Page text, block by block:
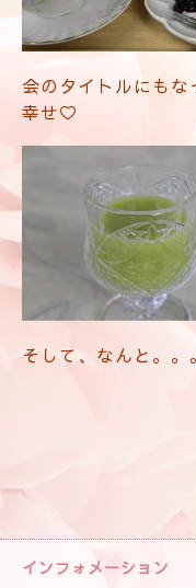
会のタイトルにもな
幸せ♡
そして、なんと。
インフォメーション